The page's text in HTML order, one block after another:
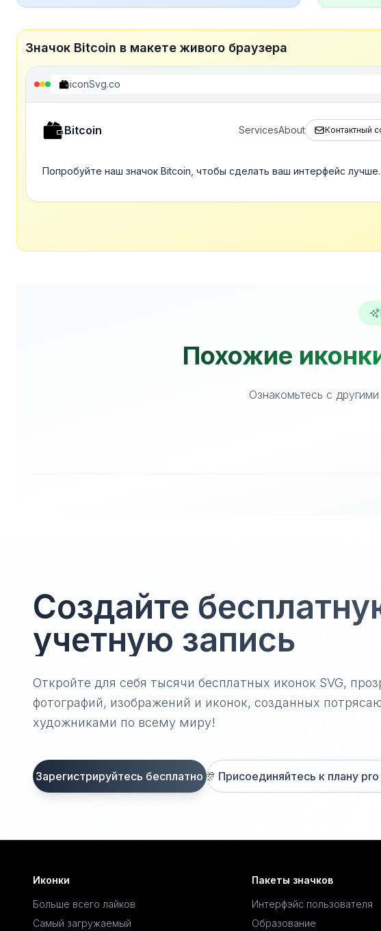
Значок Bitcoin в макете живого браузера
iconSvg.co
Bitcoin ServicesAbout Контактный
Попробуйте наш значок Bitcoin, чтобы сделать ваш интерфейс лучше.
Похожие
Ознакомьтесь с
Создайте
учетную запись
Откройте для себя тысячи бесплатных иконок SVG,
фотографий, изображений и иконок, созданных
художниками по всему миру!
Зарегистрируйтесь бесплатно 🎊 Присоединяйтесь к плану
Иконки
Больше всего лайков
Самый загружаемый
Пакеты значков
Интерфэйс пользователя
Образование